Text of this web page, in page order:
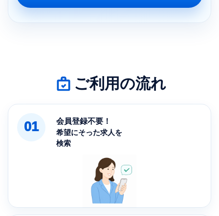
ご利用の流れ
01
会員登録不要！
希望にそった求人を
検索